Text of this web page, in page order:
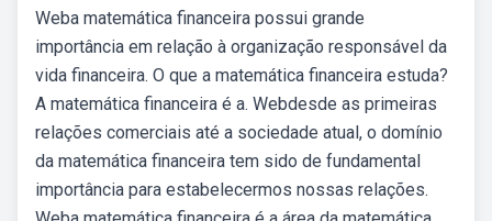
Weba matemática financeira possui grande
importância em relação à organização responsável da
vida financeira. O que a matemática financeira estuda?
A matemática financeira é a. Webdesde as primeiras
relações comerciais até a sociedade atual, o domínio
da matemática financeira tem sido de fundamental
importância para estabelecermos nossas relações.